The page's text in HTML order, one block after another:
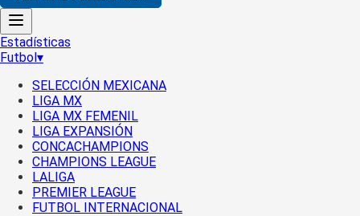
Estadísticas
Futbol▾
SELECCIÓN MEXICANA
LIGA MX
LIGA MX FEMENIL
LIGA EXPANSIÓN
CONCACHAMPIONS
CHAMPIONS LEAGUE
LALIGA
PREMIER LEAGUE
FUTBOL INTERNACIONAL